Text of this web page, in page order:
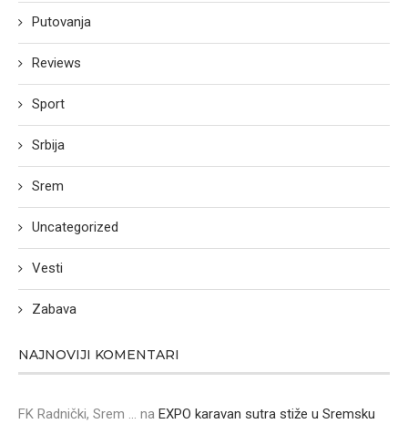
Putovanja
Reviews
Sport
Srbija
Srem
Uncategorized
Vesti
Zabava
NAJNOVIJI KOMENTARI
FK Radnički, Srem ... na EXPO karavan sutra stiže u Sremsku